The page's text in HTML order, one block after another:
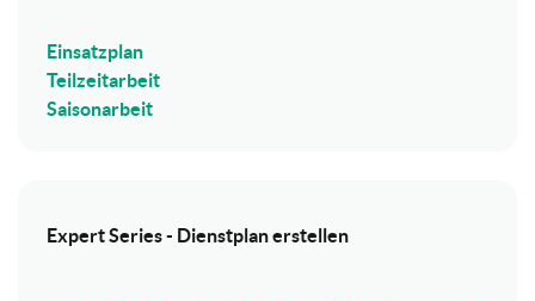
Einsatzplan
Teilzeitarbeit
Saisonarbeit
Expert Series - Dienstplan erstellen